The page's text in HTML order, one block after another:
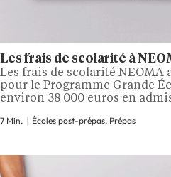
Les frais de scolarité à
Les frais de scolarité NEOMA
pour le Programme Grande
environ 38 000 euros en
scolarité complète, car il faut
7 Min. Écoles post-prépas, Prépas